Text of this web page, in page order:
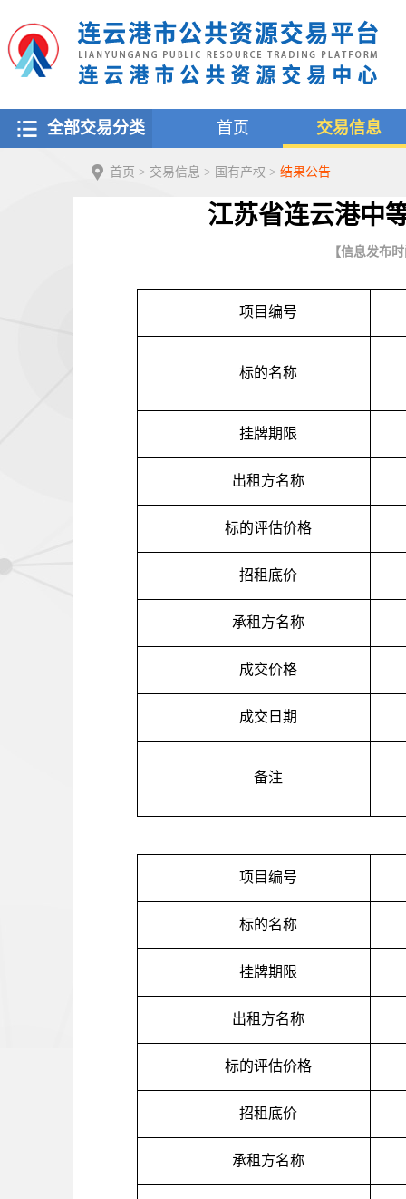
全部交易分类 首页 交易信息
首页 > 交易信息 > 国有产权 > 结果公告
江苏省连云港中
【信息发布
项目编号
标的名称
挂牌期限
出租方名称
标的评估价格
招租底价
承租方名称
成交价格
成交日期
备注
项目编号
标的名称
挂牌期限
出租方名称
标的评估价格
招租底价
承租方名称